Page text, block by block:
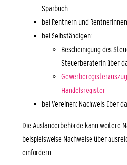
Sparbuch
bei Rentnern und
bei Selbständigen:
Bescheinigung des
Steuerberaterin über
Gewerberegisterauszug
Handelsregister
bei Vereinen: Nachweis über
Die Ausländerbehörde kann weitere
beispielsweise Nachweise über
einfordern.